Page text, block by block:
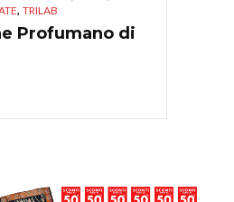
, TRILAB
Profumano di